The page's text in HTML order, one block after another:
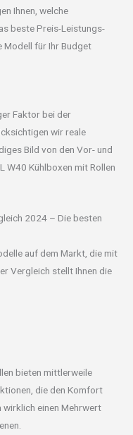
Ihnen, welche
beste Preis-Leistungs-
Modell für Ihr Budget
Faktor bei der
wir reale
Bild von den Vor- und
W40 Kühlboxen mit Rollen
2024 – Die besten
auf dem Markt, die mit
Vergleich stellt Ihnen die
bieten mittlerweile
die den Komfort
wirklich einen Mehrwert